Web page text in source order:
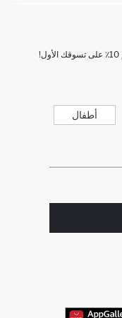
أطفال